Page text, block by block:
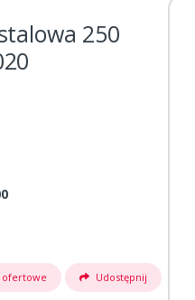
250
ofertowe Udostępnij